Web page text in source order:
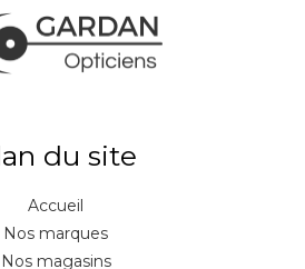
du site
Accueil
Nos marques
Nos magasins